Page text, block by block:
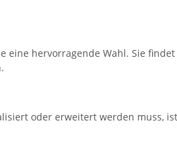
hervorragende Wahl. Sie
oder erweitert werden muss,